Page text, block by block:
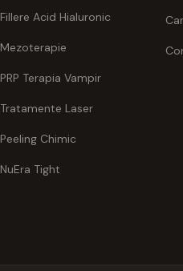
Fillere Acid Hialuronic
Mezoterapie
PRP Terapia Vampir
Tratamente Laser
Peeling Chimic
NuEra Tight